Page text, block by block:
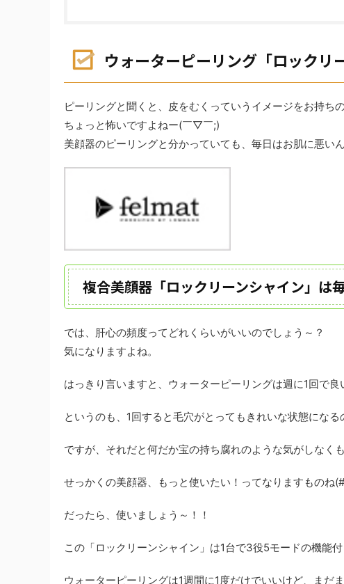
ウォーターピーリング「ロックリ
ピーリングと聞くと、皮をむくっていうイメージをお持ち
ちょっと怖いですよねー(￣▽￣;)
美顔器のピーリングと分かっていても、毎日はお肌に悪い
複合美顔器「ロックリーンシャイン」は
では、肝心の頻度ってどれくらいがいいのでしょう～？
気になりますよね。
はっきり言いますと、 ウォーターピーリングは週に1回で良
というのも、1回すると毛穴がとってもきれいな状態にな
ですが、それだと何だか宝の持ち腐れのような気がしなく
せっかくの美顔器、もっと使いたい！ってなりますものね
だったら、使いましょう～！！
この 「ロックリーンシャイン」は1台で3役5モードの機能付
ウォーターピーリングは1週間に1度だけでいいけど、まだ